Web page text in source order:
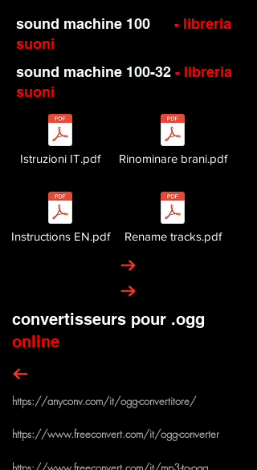
sound machine 100 - libreria
suoni
sound machine 100-32 - libreria
suoni
Istruzioni IT.pdf
Instructions EN.pdf
Rinominare brani.pdf
Rename tracks.pdf
convertisseurs pour .ogg
online
https://anyconv.com/it/ogg-convertitore/
https://www.freeconvert.com/it/ogg-converter